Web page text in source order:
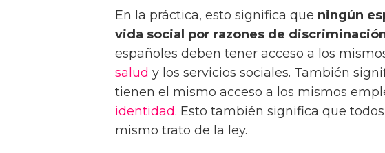
En la práctica, esto significa que ningún
vida social por razones de
españoles deben tener acceso a los
salud y los servicios sociales. También
tienen el mismo acceso a los mismos
identidad. Esto también significa que
mismo trato de la ley.